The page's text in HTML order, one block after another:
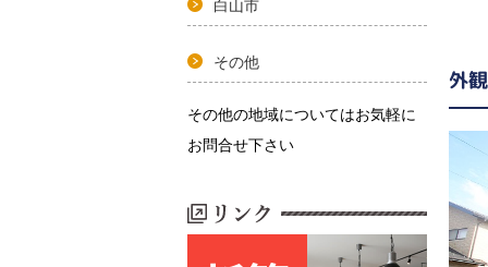
白山市
その他
その他の地域についてはお気軽に
お問合せ下さい
外観